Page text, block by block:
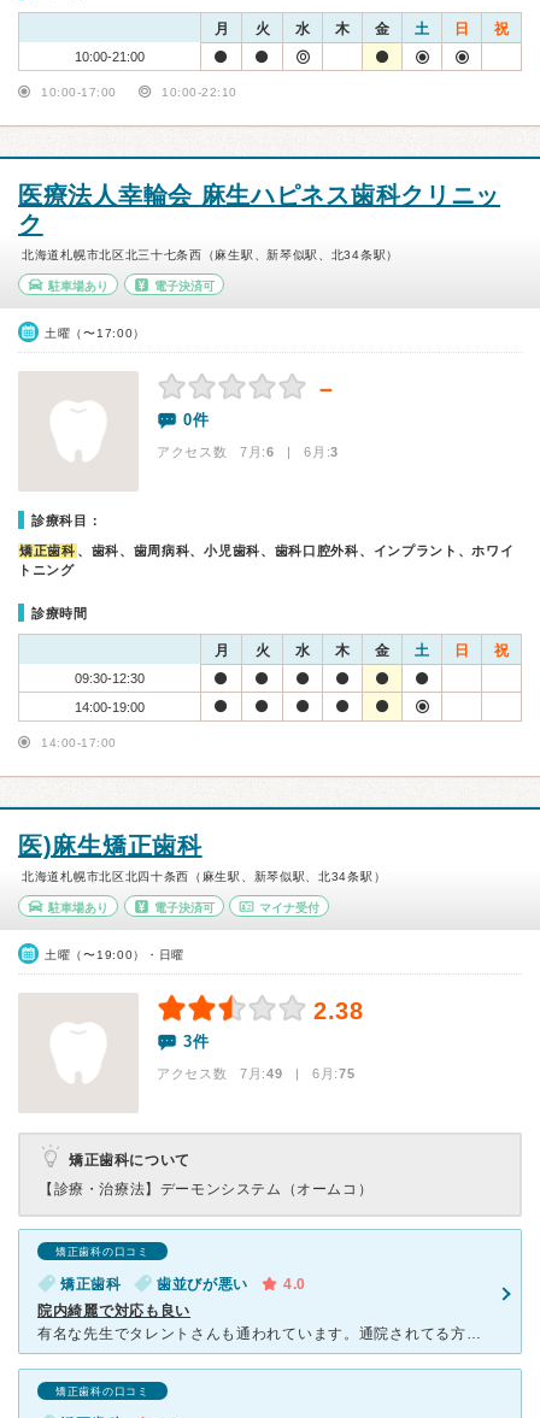
月 火 水 木 金 土 日 祝
10:00-21:00
10:00-17:00 10:00-22:10
医療法人幸輪会 麻生ハピネス歯科クリニッ
ク
北海道札幌市北区北三十七条西（麻生駅、新琴似駅、北34条駅）
駐車場あり 電子決済可
土曜（〜17:00）
－
0件
アクセス数 7月:6 | 6月:3
診療科目：
矯正歯科 、歯科、歯周病科、小児歯科、歯科口腔外科、インプラント、ホワイ
トニング
診療時間
月 火 水 木 金 土 日 祝
09:30-12:30
14:00-19:00
14:00-17:00
医)麻生矯正歯科
北海道札幌市北区北四十条西（麻生駅、新琴似駅、北34条駅）
駐車場あり 電子決済可 マイナ受付
土曜（〜19:00）・日曜
2.38
3件
アクセス数 7月:49 | 6月:75
矯正歯科について
【診療・治療法】 デーモンシステム（オームコ）
矯正歯科の口コミ
矯正歯科 歯並びが悪い
4.0
院内綺麗で対応も良い
有名な先生でタレントさんも通われています。通院されてる方の枠を確保、優先なので初診の枠が少なく為予約が取れるのは1.2ヶ月先になりますが、それ以降は比較的スムーズに希望の日程で予約が取れます。スタッフ
矯正歯科の口コミ